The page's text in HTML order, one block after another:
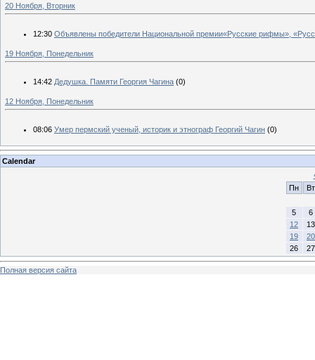
20 Ноября, Вторник
12:30 Объявлены победители Национальной премии«Русские рифмы»,
19 Ноября, Понедельник
14:42 Дедушка. Памяти Георгия Чагина (0)
12 Ноября, Понедельник
08:06 Умер пермский ученый, историк и этнограф Георгий Чагин (0)
Calendar
Пн
Вт
5
6
12
13
19
20
26
27
Полная версия сайта